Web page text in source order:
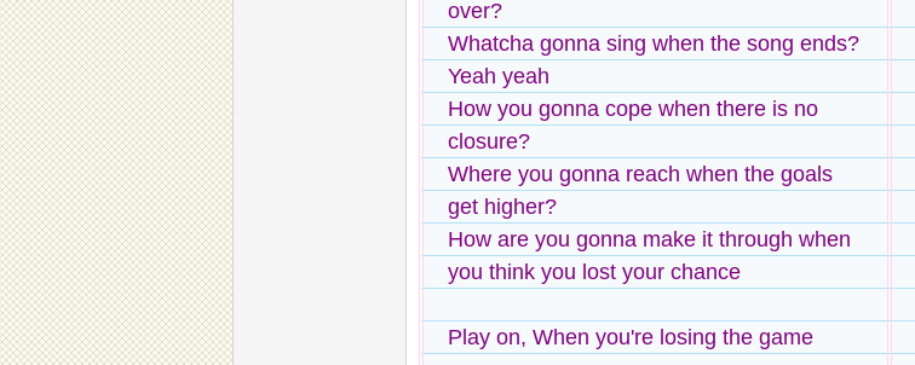
over?
Whatcha gonna sing when the song ends?
Yeah yeah
How you gonna cope when there is no
closure?
Where you gonna reach when the goals
get higher?
How are you gonna make it through when
you think you lost your chance
Play on, When you're losing the game